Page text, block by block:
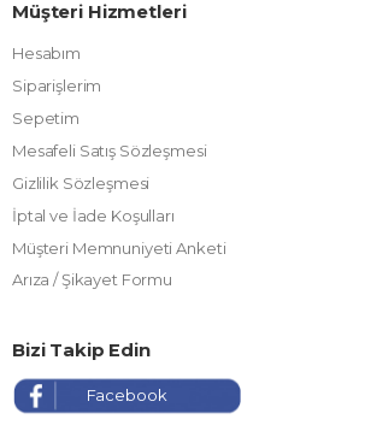
Müşteri Hizmetleri
Hesabım
Siparişlerim
Sepetim
Mesafeli Satış Sözleşmesi
Gizlilik Sözleşmesi
İptal ve İade Koşulları
Müşteri Memnuniyeti Anketi
Arıza / Şikayet Formu
Bizi Takip Edin
Facebook